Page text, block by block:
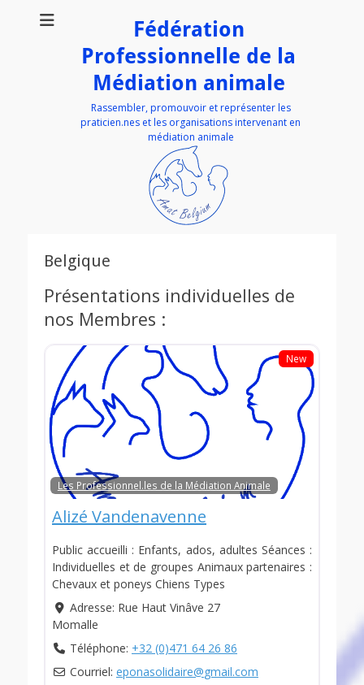
Fédération
Professionnelle de la
Médiation animale
Rassembler, promouvoir et représenter les
praticien.nes et les organisations intervenant en
médiation animale
Belgique
Présentations individuelles de
nos Membres :
New
Les Professionnel.les de la Médiation Animale
Alizé Vandenavenne
Public accueilli : Enfants, ados, adultes Séances :
Individuelles et de groupes Animaux partenaires :
Chevaux et poneys Chiens Types
Adresse: Rue Haut Vinâve 27
Momalle
Téléphone: +32 (0)471 64 26 86
Courriel: eponasolidaire@gmail.com